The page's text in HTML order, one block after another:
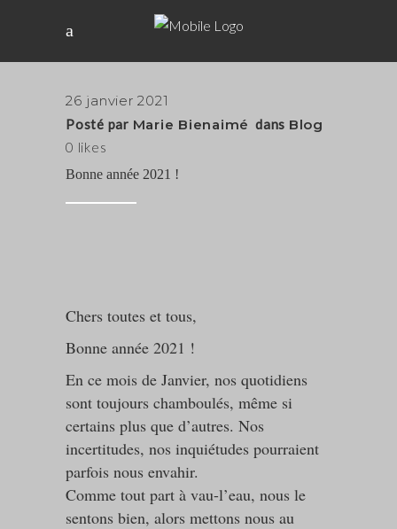
26 janvier 2021
Posté par Marie Bienaimé dans Blog
0 likes
Bonne année 2021 !
Chers toutes et tous,
Bonne année 2021 !
En ce mois de Janvier, nos quotidiens
sont toujours chamboulés, même si
certains plus que d’autres. Nos
incertitudes, nos inquiétudes pourraient
parfois nous envahir.
Comme tout part à vau-l’eau, nous le
sentons bien, alors mettons nous au